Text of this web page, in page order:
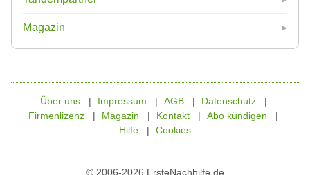
Magazin
© 2006-2026 ErsteNachhilfe.de
Über uns Impressum AGB
Datenschutz
Firmenlizenz
Magazin Kontakt
Abo kündigen
Hilfe
Cookies